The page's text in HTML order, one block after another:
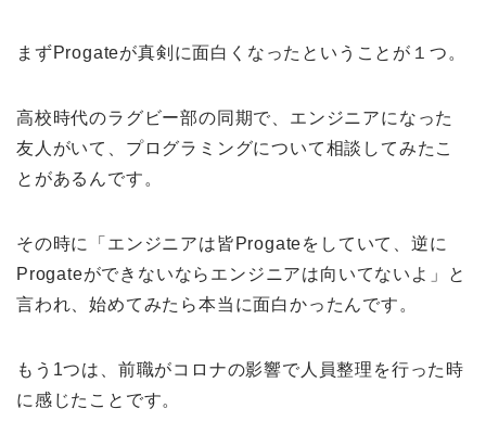
まずProgateが真剣に面白くなったということが１つ。
高校時代のラグビー部の同期で、エンジニアになった
友人がいて、プログラミングについて相談してみたこ
とがあるんです。
その時に「エンジニアは皆Progateをしていて、逆に
Progateができないならエンジニアは向いてないよ」と
言われ、始めてみたら本当に面白かったんです。
もう1つは、前職がコロナの影響で人員整理を行った時
に感じたことです。